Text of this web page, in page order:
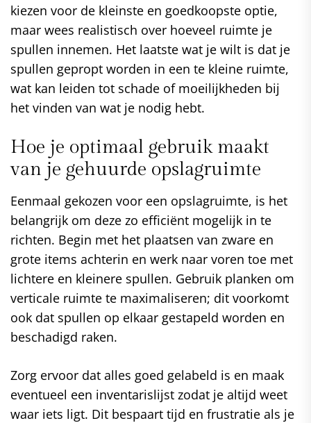
kiezen voor de kleinste en goedkoopste optie,
maar wees realistisch over hoeveel ruimte je
spullen innemen. Het laatste wat je wilt is dat je
spullen gepropt worden in een te kleine ruimte,
wat kan leiden tot schade of moeilijkheden bij
het vinden van wat je nodig hebt.
Hoe je optimaal gebruik maakt
van je gehuurde opslagruimte
Eenmaal gekozen voor een opslagruimte, is het
belangrijk om deze zo efficiënt mogelijk in te
richten. Begin met het plaatsen van zware en
grote items achterin en werk naar voren toe met
lichtere en kleinere spullen. Gebruik planken om
verticale ruimte te maximaliseren; dit voorkomt
ook dat spullen op elkaar gestapeld worden en
beschadigd raken.
Zorg ervoor dat alles goed gelabeld is en maak
eventueel een inventarislijst zodat je altijd weet
waar iets ligt. Dit bespaart tijd en frustratie als je